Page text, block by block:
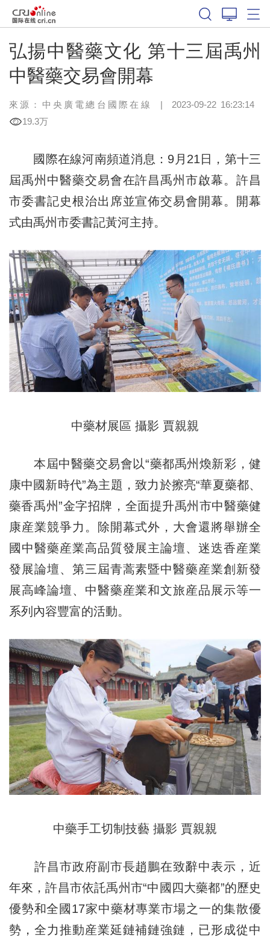
弘揚中醫藥文化 第十三屆禹州
中醫藥交易會開幕
來源：中央廣電總台國際在線 | 2023-09-22 16:23:14
19.3万
國際在線河南頻道消息：9月21日，第十三
屆禹州中醫藥交易會在許昌禹州市啟幕。許昌
市委書記史根治出席並宣佈交易會開幕。開幕
式由禹州市委書記黃河主持。
中藥材展區 攝影 賈親親
本屆中醫藥交易會以“藥都禹州煥新彩，健
康中國新時代”為主題，致力於擦亮“華夏藥都、
藥香禹州”金字招牌，全面提升禹州市中醫藥健
康産業競爭力。除開幕式外，大會還將舉辦全
國中醫藥産業高品質發展主論壇、迷迭香産業
發展論壇、第三屆青蒿素暨中醫藥産業創新發
展高峰論壇、中醫藥産業和文旅産品展示等一
系列內容豐富的活動。
中藥手工切制技藝 攝影 賈親親
許昌市政府副市長趙鵬在致辭中表示，近
年來，許昌市依託禹州市“中國四大藥都”的歷史
優勢和全國17家中藥材專業市場之一的集散優
勢，全力推動産業延鏈補鏈強鏈，已形成從中